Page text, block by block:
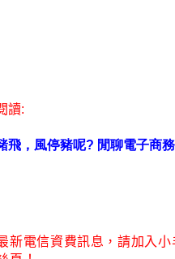
讀:
飛，風停豬呢? 閒聊電子商
新電信資費訊息，請加入